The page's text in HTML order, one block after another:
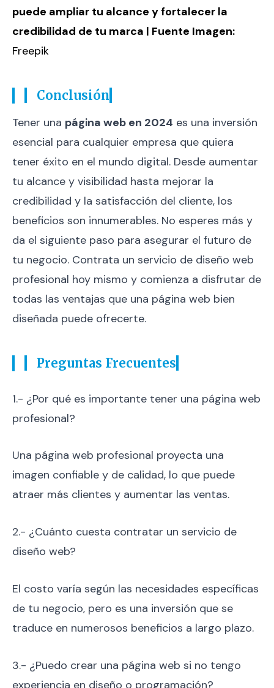
puede ampliar tu alcance y fortalecer la
credibilidad de tu marca | Fuente Imagen:
Freepik
Conclusión
Tener una página web en 2024 es una inversión
esencial para cualquier empresa que quiera
tener éxito en el mundo digital. Desde aumentar
tu alcance y visibilidad hasta mejorar la
credibilidad y la satisfacción del cliente, los
beneficios son innumerables. No esperes más y
da el siguiente paso para asegurar el futuro de
tu negocio. Contrata un servicio de diseño web
profesional hoy mismo y comienza a disfrutar de
todas las ventajas que una página web bien
diseñada puede ofrecerte.
Preguntas Frecuentes
1.- ¿Por qué es importante tener una página web
profesional?
Una página web profesional proyecta una
imagen confiable y de calidad, lo que puede
atraer más clientes y aumentar las ventas.
2.- ¿Cuánto cuesta contratar un servicio de
diseño web?
El costo varía según las necesidades específicas
de tu negocio, pero es una inversión que se
traduce en numerosos beneficios a largo plazo.
3.- ¿Puedo crear una página web si no tengo
experiencia en diseño o programación?